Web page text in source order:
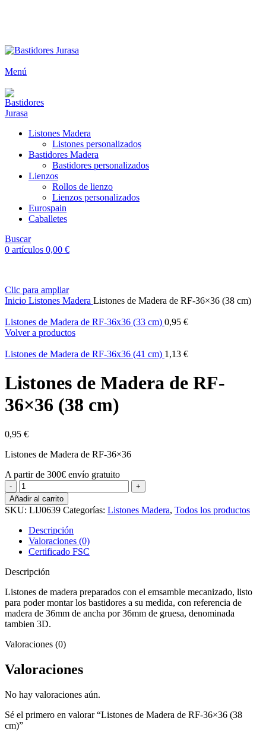
Menú
Listones Madera
Listones personalizados
Bastidores Madera
Bastidores personalizados
Lienzos
Rollos de lienzo
Lienzos personalizados
Eurospain
Caballetes
Buscar
0 artículos 0,00 €
Clic para ampliar
Inicio Listones Madera Listones de Madera de RF-36×36 (38 cm)
Listones de Madera de RF-36x36 (33 cm) 0,95 €
Volver a productos
Listones de Madera de RF-36x36 (41 cm) 1,13 €
Listones de Madera de RF-
36×36 (38 cm)
0,95 €
Listones de Madera de RF-36×36
A partir de 300€ envío gratuito
Listones
de
Madera
de
RF-
36x36
(38
cm)
cantidad
Añadir al carrito
SKU: LIJ0639 Categorías: Listones Madera, Todos los productos
Descripción
Valoraciones (0)
Certificado FSC
Descripción
Listones de madera preparados con el emsamble mecanizado, listo
para poder montar los bastidores a su medida, con referencia de
madera de 36mm de ancha por 36mm de gruesa, denominada
tambien 3D.
Valoraciones (0)
Valoraciones
No hay valoraciones aún.
Sé el primero en valorar “Listones de Madera de RF-36×36 (38
cm)”